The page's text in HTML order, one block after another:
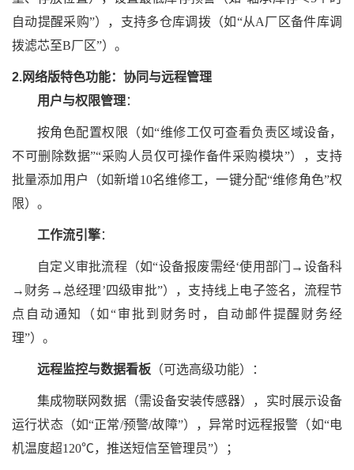
自动提醒采购”），支持多仓库调拨（如“从A厂区备件库调
拨滤芯至B厂区”）。
2.网络版特色功能：协同与远程管理
用户与权限管理：
按角色配置权限（如“维修工仅可查看负责区域设备，
不可删除数据”“采购人员仅可操作备件采购模块”），支持
批量添加用户（如新增10名维修工，一键分配“维修角色”权
限）。
工作流引擎：
自定义审批流程（如“设备报废需经‘使用部门→设备科
→财务→总经理’四级审批”），支持线上电子签名，流程节
点自动通知（如“审批到财务时，自动邮件提醒财务经
理”）。
远程监控与数据看板 （可选高级功能）：
集成物联网数据（需设备安装传感器），实时展示设备
运行状态（如“正常/预警/故障”），异常时远程报警（如“电
机温度超120℃，推送短信至管理员”）；